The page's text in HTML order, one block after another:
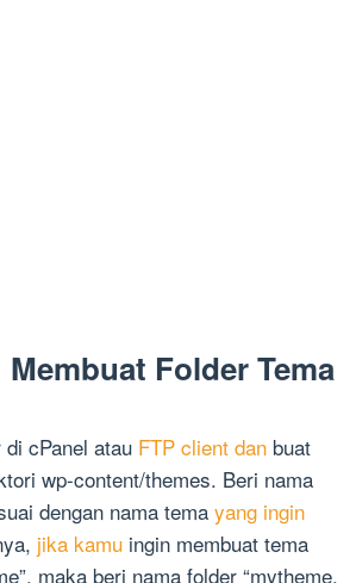
Folder Tema
cPanel atau FTP client dan buat
wp-content/themes. Beri nama
dengan nama tema yang ingin
jika kamu ingin membuat tema
maka beri nama folder “mytheme.